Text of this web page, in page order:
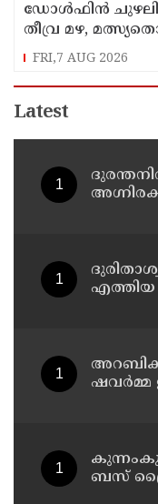
ഡോള്‍ഫിന്‍
തീവ്ര മഴ,
FRI,7 AUG 2026
Latest
എത്തിയ
അറബിക്
ഷവർമ്മ
ബസ്